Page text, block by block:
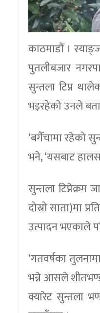
काठमाडाैं ।
पुतलीबजार
सुन्तला टिप्न
भइरहेको उनले
‘बगैँचामा रहेको
भने, ‘यसबाट
सुन्तला
दोस्रो साता)मा
उत्पादन भएकाले
‘गतवर्षका
भन्ने आसले
क्यारेट सुन्तला